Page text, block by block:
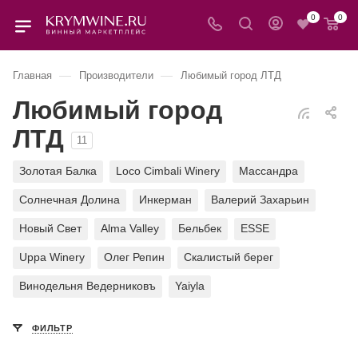
0 0
Главная — Производители — Любимый город ЛТД
Любимый город
ЛТД
11
Золотая Балка Loco Cimbali Winery Массандра
Солнечная Долина Инкерман Валерий Захарьин
Новый Свет Alma Valley Бельбек ESSE
Uppa Winery Олег Репин Скалистый берег
Винодельня Ведерниковъ Yaiyla
ФИЛЬТР